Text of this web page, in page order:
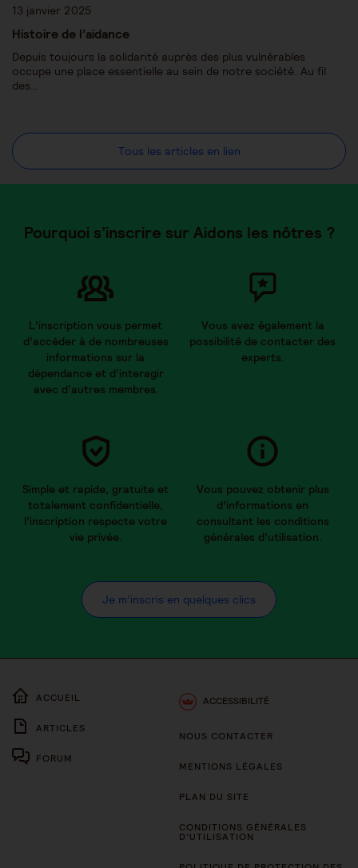
13 janvier 2025
Histoire de l’aidance
Depuis toujours la solidarité auprès des plus vulnérables
occupe une place essentielle au sein de notre société. Au fil
des…
Tous les articles en lien
Pourquoi s’inscrire sur Aidons les nôtres ?
L’inscription vous permet
d’accéder à de nombreuses
informations sur la
dépendance et d’interagir
avec d’autres membres.
Vous avez également la
possibilité de contacter des
experts.
Simple et rapide, gratuite et
totalement confidentielle,
l’inscription respecte votre
vie privée.
Vous pouvez obtenir plus
d’informations en
consultant les conditions
générales d’utilisation.
Je m’inscris en quelques clics
ACCUEIL
ARTICLES
FORUM
ACCESSIBILITÉ
NOUS CONTACTER
MENTIONS LÉGALES
PLAN DU SITE
CONDITIONS GÉNÉRALES
D’UTILISATION